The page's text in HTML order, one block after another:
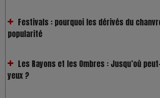
Les Rayons et les Ombres : Jusqu’où
Gourou : quand le business du bonheur